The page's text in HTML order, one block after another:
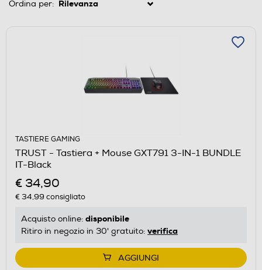
Ordina per:
TASTIERE GAMING
TRUST - Tastiera + Mouse GXT791 3-IN-1 BUNDLE
IT-Black
€ 34,90
€ 34,99 consigliato
Acquisto online: disponibile
Ritiro in negozio in 30' gratuito: verifica
AGGIUNGI